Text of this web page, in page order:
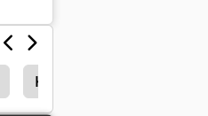
Kubota L 5240